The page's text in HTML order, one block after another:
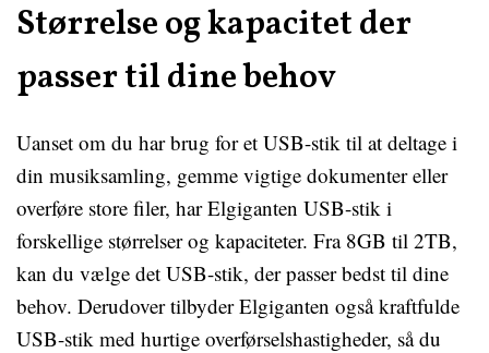
Størrelse og kapacitet der
passer til dine behov
Uanset om du har brug for et USB-stik til at deltage i
din musiksamling, gemme vigtige dokumenter eller
overføre store filer, har Elgiganten USB-stik i
forskellige størrelser og kapaciteter. Fra 8GB til 2TB,
kan du vælge det USB-stik, der passer bedst til dine
behov. Derudover tilbyder Elgiganten også kraftfulde
USB-stik med hurtige overførselshastigheder, så du